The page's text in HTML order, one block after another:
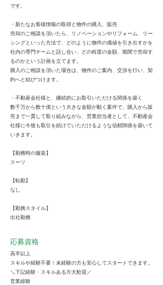
です。
・新たなお客様情報の取得と物件の購入、販売
売却のご相談を頂いたら、リノベーションやリフォーム、リー
シングといった方法で、どのように物件の価値を引き出すかを
社内の専門チームと話し合い、どの程度の金額、期間で売却す
るのかという計画を立てます。
購入のご相談を頂いた場合は、物件のご案内、交渉を行い、契
約へと結びつけます。
・不動産会社様と、継続的にお取引いただける関係を築く
数千万から数十億という大きな金額が動く案件で、購入から販
売まで一貫して取り組みながら、営業担当者として、不動産会
社様に今後も取引を続けていただけるような信頼関係を築いて
いきます。
【勤務時の服装】
スーツ
【転勤】
なし
【勤務スタイル】
出社勤務
応募資格
高卒以上
スキルや経験不要！未経験の方も安心してスタートできます。
＼下記経験・スキルある方大歓迎／
営業経験